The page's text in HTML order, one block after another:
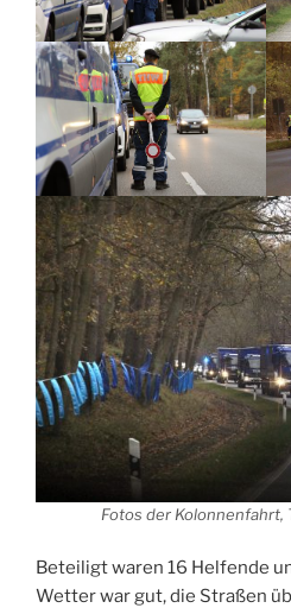
Fotos der Kolonnenfahrt,
Beteiligt waren 16 Helfende
Wetter war gut, die Straßen